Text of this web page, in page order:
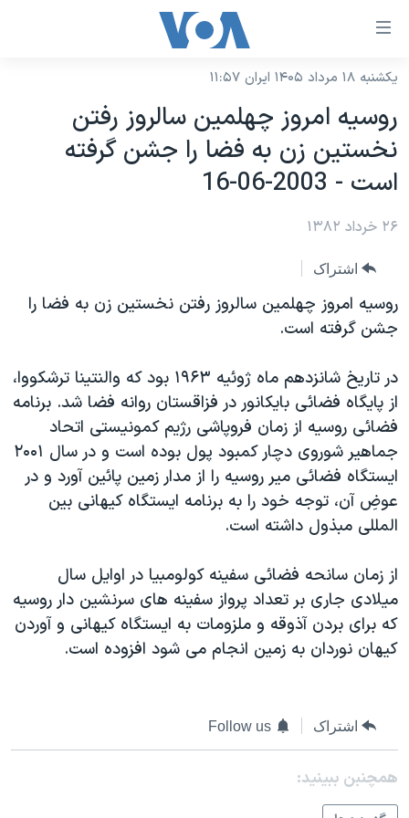
لینکهای
دسترسی
جهش
محتوای
اصلی
به
صفحه
جهش
به
نسخه سبک وب‌سایت
موضوع ها
آمریکا
جهان
ورزشی
گزیده‌ها
ویدیوها
فرهنگ و زندگی
حقوق شهروندی
اقتصادی
علم و فناوری
گالری عکس
آرشیو پخش زنده
برنامه های تلویزیونی
جدول برنامه ها
صفحه‌های ویژه
جام جهانی ۲۰۲۶
عملیات خشم حماسی
بایگانی برنامه‌های تلویزیونی
مستندها
انتخابات ریاست جمهوری آمریکا ۲۰۲۴
حمله جمهوری اسلامی به اسرائیل
رمز مهسا
اعتراضات زن، زندگی، آزادی
مجموعه مستندهای دادخواهی
تریبونال مردمی آبان ۹۸
چهل سال گروگان‌گیری
قانون شفافیت دارائی کادر رهبری ایران
اعتراضات مردمی آبان ۹۸
فرکانس‌های صدای آمریکا
پخش رادیویی
یادگیری زبان انگلیسی
دنبال کنید
یکشنبه ۱۸ مرداد ۱۴۰۵ ایران ۱۱:۵۷
روسيه امروز چهلمين سالروز رفتن
نخستين زن به فضا را جشن گرفته
است - 2003-06-16
۲۶ خرداد ۱۳۸۲
اشتراک
روسيه امروز چهلمين سالروز رفتن نخستين زن به فضا را
جشن گرفته است.
در تاريخ شانزدهم ماه ژوئيه ۱۹۶۳ بود که والنتينا ترشکووا،
از پايگاه فضائی بايکانور در فزاقستان روانه فضا شد. برنامه
فضائی روسيه از زمان فروپاشی رژيم کمونيستی اتحاد
جماهير شوروی دچار کمبود پول بوده است و در سال ۲۰۰۱
ايستگاه فضائی مير روسيه را از مدار زمين پائين آورد و در
عوضِ آن، توجه خود را به برنامه ايستگاه کيهانی بين
المللی مبذول داشته است.
از زمان سانحه فضائی سفينه کولومبيا در اوايل سال
ميلادی جاری بر تعداد پرواز سفينه های سرنشين دار روسيه
که برای بردن آذوقه و ملزومات به ايستگاه کيهانی و آوردن
کيهان نوردان به زمين انجام می شود افزوده است.
اشتراک Follow us
همچنبن ببینید: